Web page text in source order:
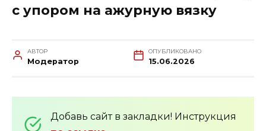
с упором на ажурную вязку
АВТОР
Модератор
ОПУБЛИКОВАНО
15.06.2026
Добавь сайт в закладки! Инструкция